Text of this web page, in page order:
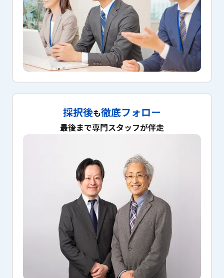
採択後も徹底フォロー
最後まで専門スタッフが伴走